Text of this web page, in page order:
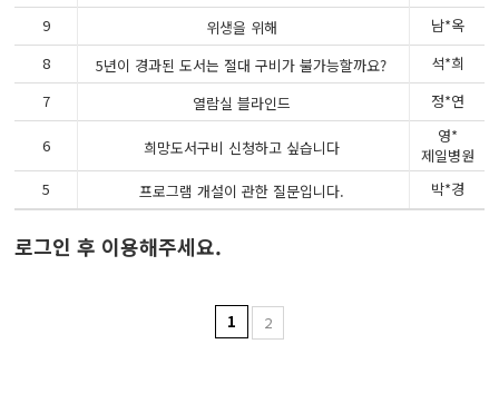
9
위생을 위해 남*옥
8
5년이 경과된 도서는 절대 구비가 불가능할까요? 석*희
7
열람실 블라인드 정*연
6 희망도서구비 신청하고 싶습니다
영*
제일병원
5 프로그램 개설이 관한 질문입니다. 박*경
로그인 후 이용해주세요.
1 2